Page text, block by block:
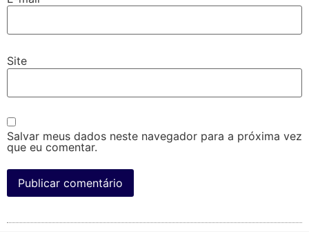
Site
Salvar meus dados neste navegador para a próxima vez
que eu comentar.